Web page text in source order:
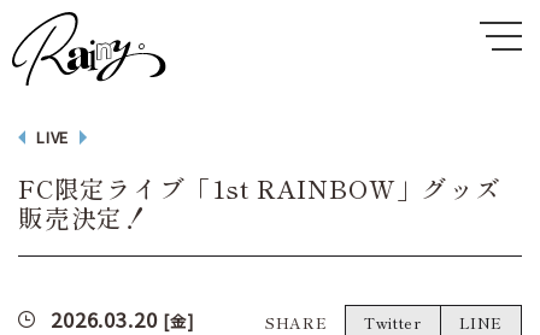
LIVE
FC限定ライブ「1st RAINBOW」グッズ
販売決定！
2026.03.20 [金] SHARE Twitter LINE